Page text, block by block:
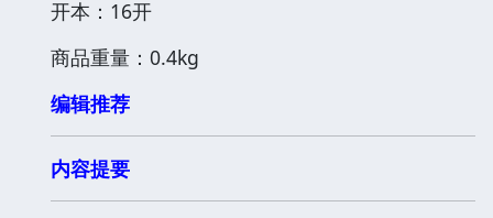
开本：16开
商品重量：0.4kg
编辑推荐
内容提要